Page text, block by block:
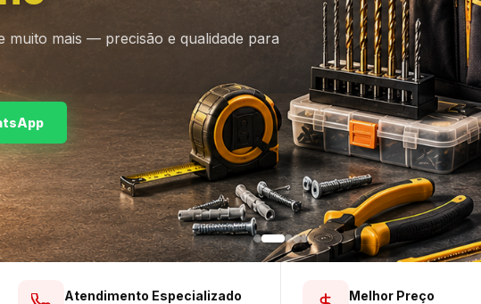
muito mais — precisão e qualidade para
Atendimento Especializado Melhor Preço